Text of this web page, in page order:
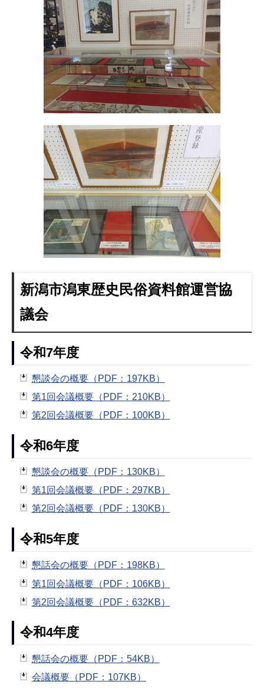
新潟市潟東歴史民俗資料館運営協
議会
令和7年度
懇談会の概要（PDF：197KB）
第1回会議概要（PDF：210KB）
第2回会議概要（PDF：100KB）
令和6年度
懇談会の概要（PDF：130KB）
第1回会議概要（PDF：297KB）
第2回会議概要（PDF：130KB）
令和5年度
懇話会の概要（PDF：198KB）
第1回会議概要（PDF：106KB）
第2回会議概要（PDF：632KB）
令和4年度
懇話会の概要（PDF：54KB）
会議概要（PDF：107KB）